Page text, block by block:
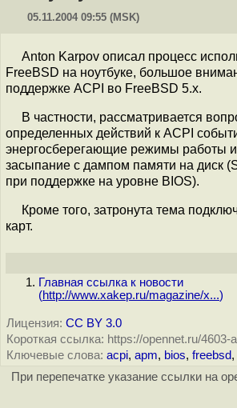
05.11.2004 09:55 (MSK)
Anton Karpov описал процесс
FreeBSD на ноутбуке, большое
поддержке ACPI во FreeBSD 5.x.
В частности, рассматривается
определенных действий к ACPI
энергосберегающие режимы работы
засыпание с дампом памяти на диск
при поддержке на уровне BIOS).
Кроме того, затронута тема
карт.
Главная ссылка к новости
(http://www.xakep.ru/magazine/x...)
Лицензия: CC BY 3.0
Короткая ссылка: https://opennet.ru/4603-
Ключевые слова: acpi, apm, bios, freebsd,
При перепечатке указание ссылки на